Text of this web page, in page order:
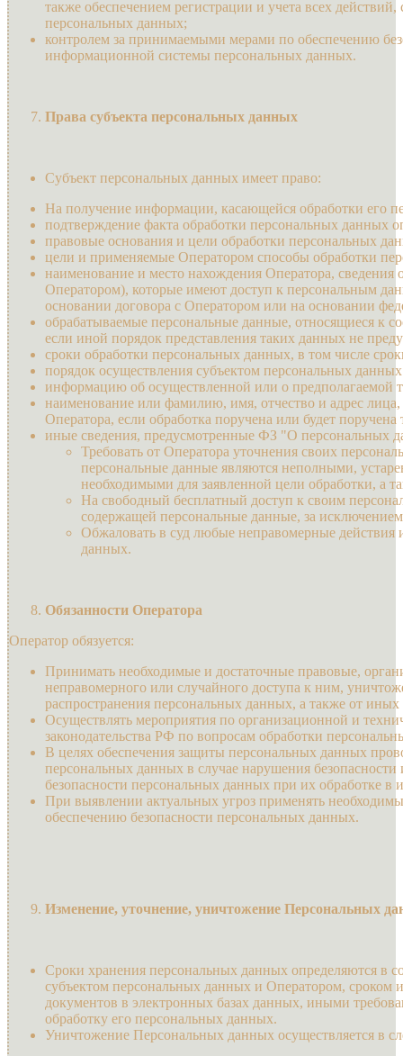
также обеспечением регистрации и учета всех
персональных данных;
контролем за принимаемыми мерами по обеспечению
информационной системы персональных данных.
Права субъекта персональных данных
Субъект персональных данных имеет право:
На получение информации, касающейся обработки его
подтверждение факта обработки персональных данных
правовые основания и цели обработки персональных
цели и применяемые Оператором способы обработки
наименование и место нахождения Оператора,
Оператором), которые имеют доступ к персональным
основании договора с Оператором или на основании
обрабатываемые персональные данные, относящиеся к
если иной порядок представления таких данных не
сроки обработки персональных данных, в том числе
порядок осуществления субъектом персональных
информацию об осуществленной или о предполагаемой
наименование или фамилию, имя, отчество и адрес
Оператора, если обработка поручена или будет поручена
иные сведения, предусмотренные ФЗ "О персональных
Требовать от Оператора уточнения своих
персональные данные являются неполными,
необходимыми для заявленной цели обработки, а
На свободный бесплатный доступ к своим
содержащей персональные данные, за
Обжаловать в суд любые неправомерные действия
данных.
Обязанности Оператора
Оператор обязуется:
Принимать необходимые и достаточные правовые,
неправомерного или случайного доступа к ним,
распространения персональных данных, а также от
Осуществлять мероприятия по организационной и
законодательства РФ по вопросам обработки
В целях обеспечения защиты персональных данных
персональных данных в случае нарушения
безопасности персональных данных при их обработке
При выявлении актуальных угроз применять
обеспечению безопасности персональных данных.
Изменение, уточнение, уничтожение Персональных
Сроки хранения персональных данных определяются в
субъектом персональных данных и Оператором, сроком
документов в электронных базах данных, иными
обработку его персональных данных.
Уничтожение Персональных данных осуществляется в